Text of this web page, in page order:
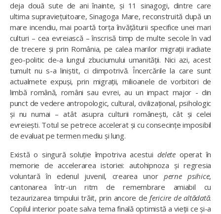
deja două sute de ani înainte, și 11 sinagogi, dintre care
ultima supraviețuitoare, Sinagoga Mare, reconstruită după un
mare incendiu, mai poartă torța învățăturii specifice unei mari
culturi – cea evreiască – înscrisă timp de multe secole în vad
de trecere și prin România, pe calea marilor migrații iradiate
geo-politic de-a lungul zbuciumului umanității. Nici azi, acest
tumult nu s-a liniștit, ci dimpotrivă. Încercările la care sunt
actualmete expuși, prin migrații, milioanele de vorbitori de
limbă română, români sau evrei, au un impact major - din
punct de vedere antropologic, cultural, civilizațional, psihologic
și nu numai – atât asupra culturii românești, cât și celei
evreiești. Totul se petrece accelerat și cu consecințe imposibil
de evaluat pe termen mediu și lung.
Există o singură soluție împotriva acestui deleteoperat în
memorie de accelerarea istoriei: autohipnoza și regresia
voluntară în edenul juvenil, crearea unor perne psihice,
cantonarea într-un ritm de remembrare amiabil cu
tezaurizarea timpului trăit, prin ancore defericire de altădată.
Copilul interior poate salva tema finală optimistă a vieții ce și-a